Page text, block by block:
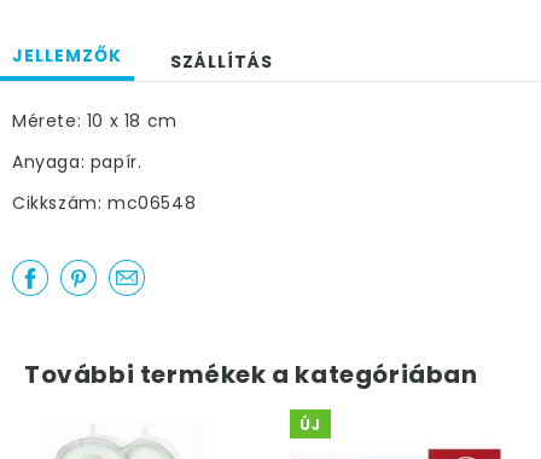
JELLEMZŐK SZÁLLÍTÁS
Mérete: 10 x 18 cm
Anyaga: papír.
Cikkszám: mc06548
További termékek a kategóriában
ÚJ